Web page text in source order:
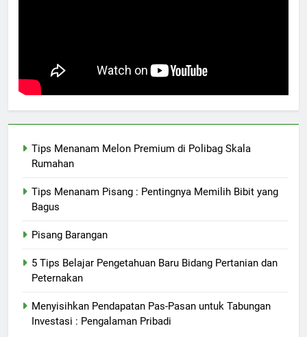
Tips Menanam Melon Premium di Polibag Skala
Rumahan
Tips Menanam Pisang : Pentingnya Memilih Bibit yang
Bagus
Pisang Barangan
5 Tips Belajar Pengetahuan Baru Bidang Pertanian dan
Peternakan
Menyisihkan Pendapatan Pas-Pasan untuk Tabungan
Investasi : Pengalaman Pribadi